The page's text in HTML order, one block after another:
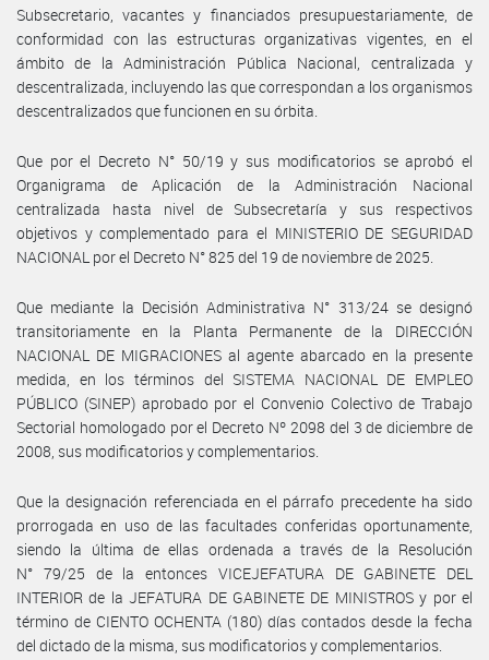
Subsecretario, vacantes y financiados presupuestariamente, de
conformidad con las estructuras organizativas vigentes, en el
ámbito de la Administración Pública Nacional, centralizada y
descentralizada, incluyendo las que correspondan a los organismos
descentralizados que funcionen en su órbita.
Que por el Decreto N° 50/19 y sus modificatorios se aprobó el
Organigrama de Aplicación de la Administración Nacional
centralizada hasta nivel de Subsecretaría y sus respectivos
objetivos y complementado para el MINISTERIO DE SEGURIDAD
NACIONAL por el Decreto N° 825 del 19 de noviembre de 2025.
Que mediante la Decisión Administrativa N° 313/24 se designó
transitoriamente en la Planta Permanente de la DIRECCIÓN
NACIONAL DE MIGRACIONES al agente abarcado en la presente
medida, en los términos del SISTEMA NACIONAL DE EMPLEO
PÚBLICO (SINEP) aprobado por el Convenio Colectivo de Trabajo
Sectorial homologado por el Decreto Nº 2098 del 3 de diciembre de
2008, sus modificatorios y complementarios.
Que la designación referenciada en el párrafo precedente ha sido
prorrogada en uso de las facultades conferidas oportunamente,
siendo la última de ellas ordenada a través de la Resolución
N° 79/25 de la entonces VICEJEFATURA DE GABINETE DEL
INTERIOR de la JEFATURA DE GABINETE DE MINISTROS y por el
término de CIENTO OCHENTA (180) días contados desde la fecha
del dictado de la misma, sus modificatorios y complementarios.